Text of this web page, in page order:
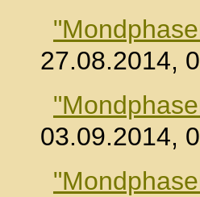
27.08.2014,
03.09.2014,